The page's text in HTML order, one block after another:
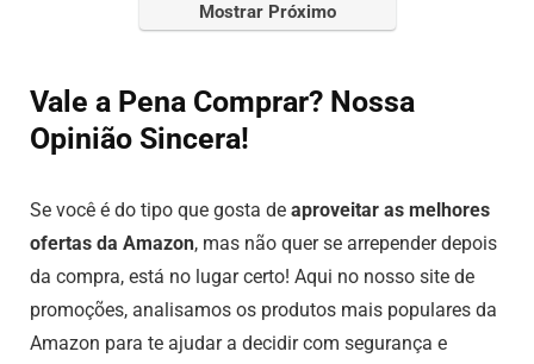
Mostrar Próximo
Vale a Pena Comprar? Nossa
Opinião Sincera!
Se você é do tipo que gosta de aproveitar as melhores
ofertas da Amazon, mas não quer se arrepender depois
da compra, está no lugar certo! Aqui no nosso site de
promoções, analisamos os produtos mais populares da
Amazon para te ajudar a decidir com segurança e